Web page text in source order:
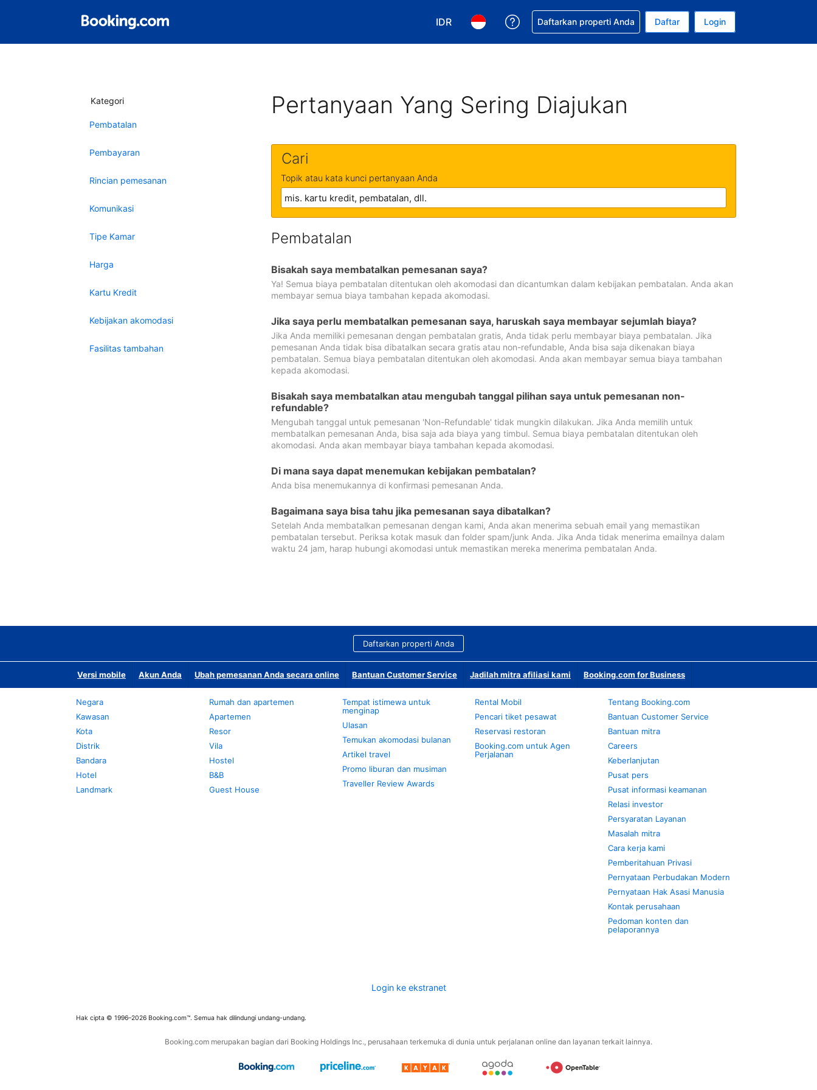
IDR
Pilih mata uang Anda. Mata uang Anda saat ini adalah Rupiah Indonesia
Pilih bahasa Anda. Bahasa Anda saat ini adalah Bahasa Indonesia
Dapatkan bantuan untuk pemesanan Anda
Daftarkan properti Anda Daftar Login
Kategori
Pembatalan
Pembayaran
Rincian pemesanan
Komunikasi
Tipe Kamar
Harga
Kartu Kredit
Kebijakan akomodasi
Fasilitas tambahan
Pertanyaan Yang Sering Diajukan
Cari
Topik atau kata kunci pertanyaan Anda
Pembatalan
Bisakah saya membatalkan pemesanan saya?
Ya! Semua biaya pembatalan ditentukan oleh akomodasi dan dicantumkan dalam kebijakan pembatalan. Anda akan
membayar semua biaya tambahan kepada akomodasi.
Jika saya perlu membatalkan pemesanan saya, haruskah saya membayar sejumlah biaya?
Jika Anda memiliki pemesanan dengan pembatalan gratis, Anda tidak perlu membayar biaya pembatalan. Jika
pemesanan Anda tidak bisa dibatalkan secara gratis atau non-refundable, Anda bisa saja dikenakan biaya
pembatalan. Semua biaya pembatalan ditentukan oleh akomodasi. Anda akan membayar semua biaya tambahan
kepada akomodasi.
Bisakah saya membatalkan atau mengubah tanggal pilihan saya untuk pemesanan non-
refundable?
Mengubah tanggal untuk pemesanan 'Non-Refundable' tidak mungkin dilakukan. Jika Anda memilih untuk
membatalkan pemesanan Anda, bisa saja ada biaya yang timbul. Semua biaya pembatalan ditentukan oleh
akomodasi. Anda akan membayar biaya tambahan kepada akomodasi.
Di mana saya dapat menemukan kebijakan pembatalan?
Anda bisa menemukannya di konfirmasi pemesanan Anda.
Bagaimana saya bisa tahu jika pemesanan saya dibatalkan?
Setelah Anda membatalkan pemesanan dengan kami, Anda akan menerima sebuah email yang memastikan
pembatalan tersebut. Periksa kotak masuk dan folder spam/junk Anda. Jika Anda tidak menerima emailnya dalam
waktu 24 jam, harap hubungi akomodasi untuk memastikan mereka menerima pembatalan Anda.
Daftarkan properti Anda
Versi mobile Akun Anda Ubah pemesanan Anda secara online Bantuan Customer Service Jadilah mitra afiliasi kami Booking.com for Business
Negara
Kawasan
Kota
Distrik
Bandara
Hotel
Landmark
Rumah dan apartemen
Apartemen
Resor
Vila
Hostel
B&B
Guest House
Tempat istimewa untuk
menginap
Ulasan
Temukan akomodasi bulanan
Artikel travel
Promo liburan dan musiman
Traveller Review Awards
Rental Mobil
Pencari tiket pesawat
Reservasi restoran
Booking.com untuk Agen
Perjalanan
Tentang Booking.com
Bantuan Customer Service
Bantuan mitra
Careers
Keberlanjutan
Pusat pers
Pusat informasi keamanan
Relasi investor
Persyaratan Layanan
Masalah mitra
Cara kerja kami
Pemberitahuan Privasi
Pernyataan Perbudakan Modern
Pernyataan Hak Asasi Manusia
Kontak perusahaan
Pedoman konten dan
pelaporannya
Login ke ekstranet
Hak cipta © 1996–2026 Booking.com™. Semua hak dilindungi undang-undang.
Booking.com merupakan bagian dari Booking Holdings Inc., perusahaan terkemuka di dunia untuk perjalanan online dan layanan terkait lainnya.